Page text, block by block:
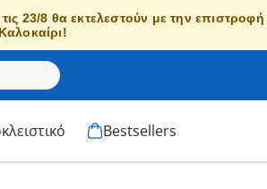
23/8 θα εκτελεστούν με την
Bestsellers